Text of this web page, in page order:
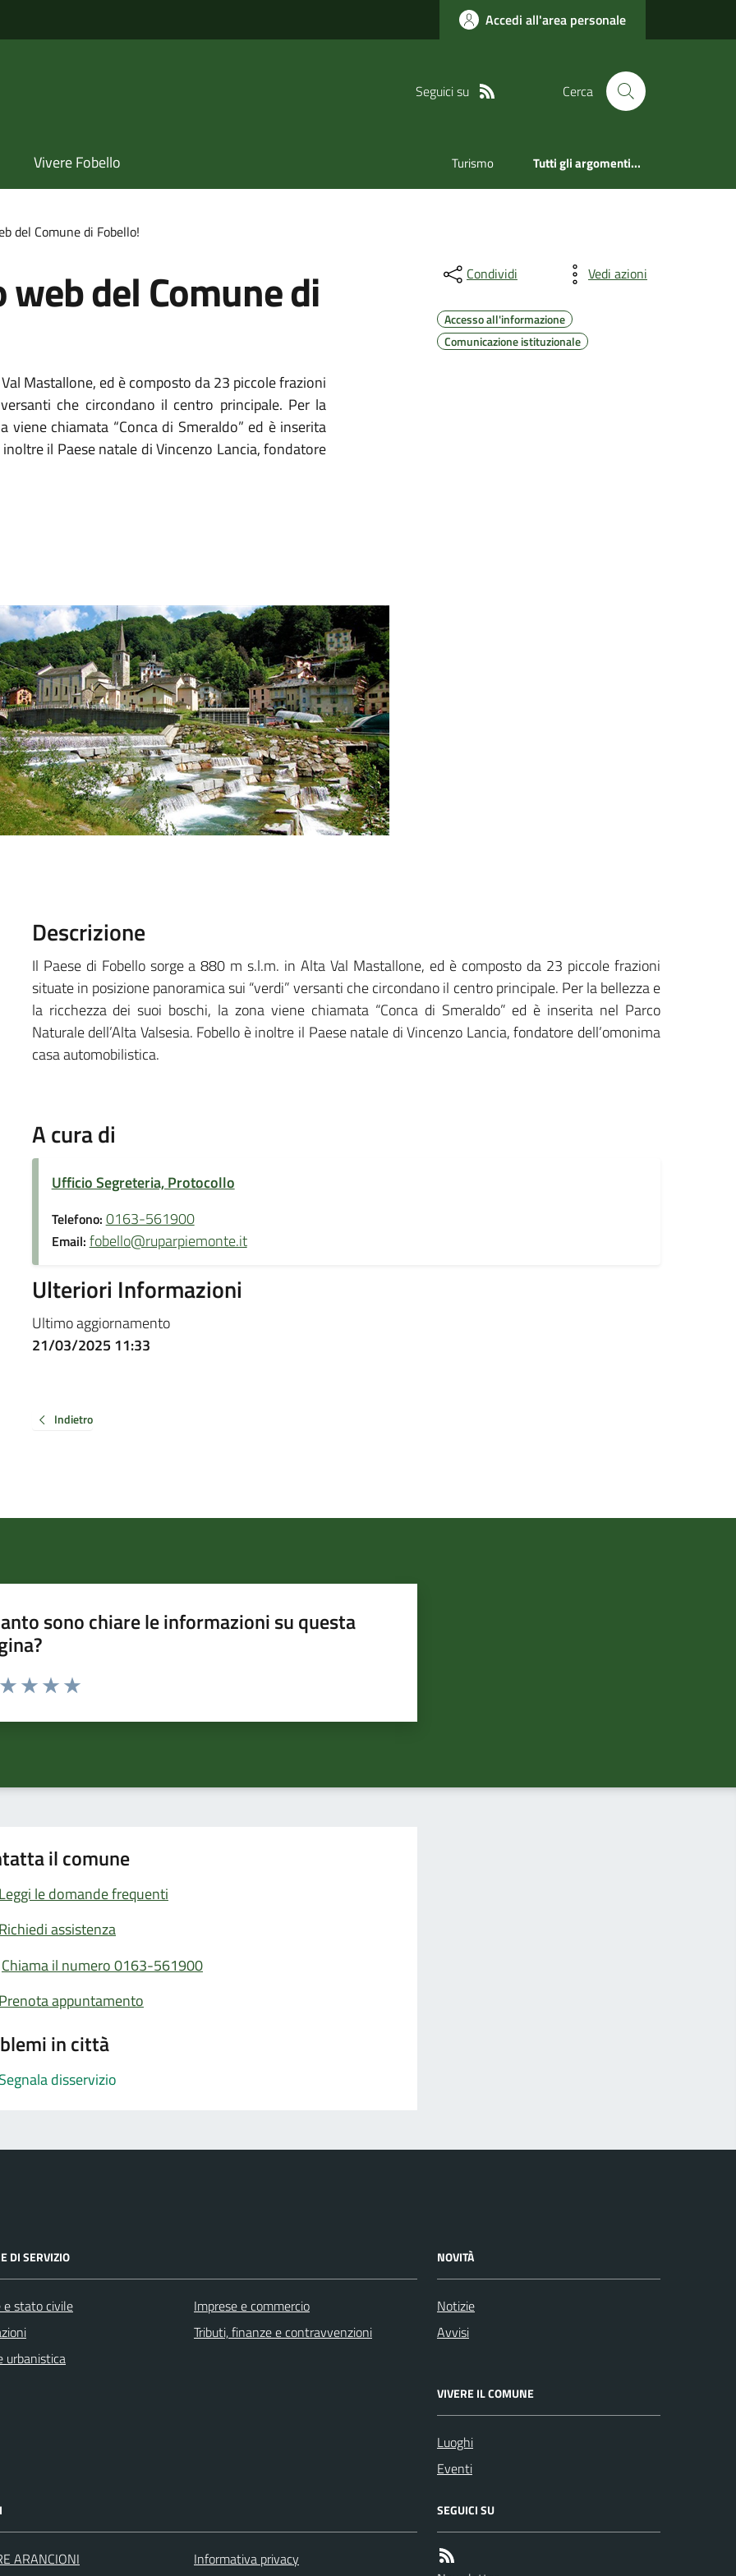
Accedi all'area personale
Seguici su Cerca
Vivere Fobello Turismo Tutti gli argomenti...
del Comune di Fobello!
del Comune di
Mastallone, ed è composto da 23 piccole frazioni
che circondano il centro principale. Per la
viene chiamata “Conca di Smeraldo” ed è inserita
il Paese natale di Vincenzo Lancia, fondatore
Condividi Vedi azioni
Accesso all'informazione
Comunicazione istituzionale
Descrizione
Il Paese di Fobello sorge a 880 m s.l.m. in Alta Val Mastallone, ed è composto da 23 piccole frazioni
situate in posizione panoramica sui “verdi” versanti che circondano il centro principale. Per la bellezza e
la ricchezza dei suoi boschi, la zona viene chiamata “Conca di Smeraldo” ed è inserita nel Parco
Naturale dell’Alta Valsesia. Fobello è inoltre il Paese natale di Vincenzo Lancia, fondatore dell’omonima
casa automobilistica.
A cura di
Ufficio Segreteria, Protocollo
Telefono: 0163-561900
Email: fobello@ruparpiemonte.it
Ulteriori Informazioni
Ultimo aggiornamento
21/03/2025 11:33
Indietro
sono chiare le informazioni su questa
da 1 a 5 stelle la pagina
il comune
Leggi le domande frequenti
Richiedi assistenza
Chiama il numero 0163-561900
Prenota appuntamento
in città
Segnala disservizio
DI SERVIZIO
e stato civile
urbanistica
Imprese e commercio
Tributi, finanze e contravvenzioni
NOVITÀ
Notizie
Avvisi
VIVERE IL COMUNE
Luoghi
Eventi
ARANCIONI
Informativa privacy
SEGUICI SU